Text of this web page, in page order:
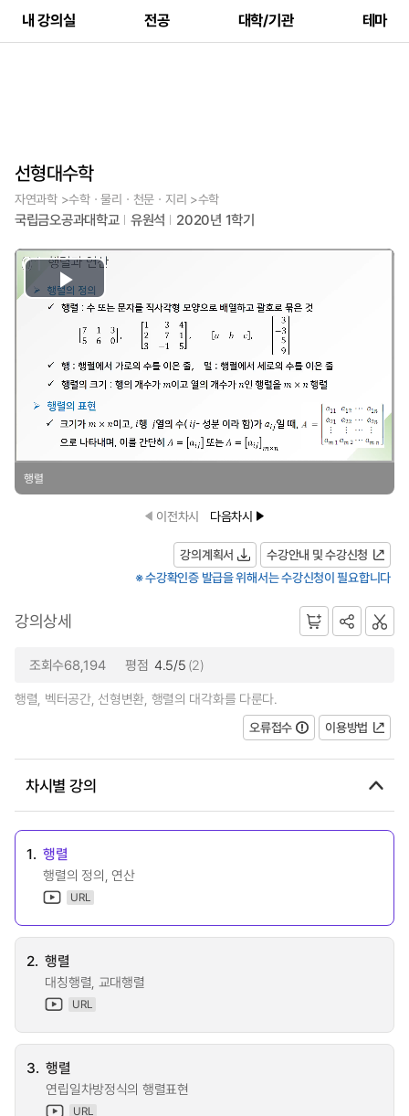
내 강의실 전공 대학/기관 테마
선형대수학
자연과학 >수학ㆍ물리ㆍ천문ㆍ지리 >수학
국립금오공과대학교 유원석 2020년 1학기
Play
Video
행렬
이전차시 다음차시
강의계획서
수강안내 및 수강신청
※ 수강확인증 발급을 위해서는 수강신청이 필요합니다
강의상세
조회수68,194 평점 4.5/5 (2)
행렬, 벡터공간, 선형변환, 행렬의 대각화를 다룬다.
오류접수
이용방법
차시별 강의
1. 행렬
행렬의 정의, 연산
URL
2. 행렬
대칭행렬, 교대행렬
URL
3. 행렬
연립일차방정식의 행렬표현
URL